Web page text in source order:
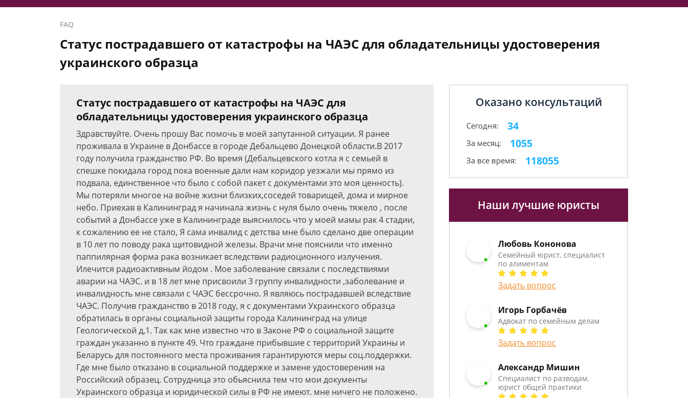
FAQ
Статус пострадавшего от катастрофы на ЧАЭС для обладательницы удостоверения
украинского образца
Статус пострадавшего от катастрофы на ЧАЭС для
обладательницы удостоверения украинского образца
Здравствуйте. Очень прошу Вас помочь в моей запутанной ситуации. Я ранее
проживала в Украине в Донбассе в городе Дебальцево Донецкой области.В 2017
году получила гражданство РФ. Во время (Дебальцевского котла я с семьей в
спешке покидала город пока военные дали нам коридор уезжали мы прямо из
подвала, единственное что было с собой пакет с документами это моя ценность).
Мы потеряли многое на войне жизни близких,соседей товарищей, дома и мирное
небо. Приехав в Калининград я начинала жизнь с нуля было очень тяжело , после
событий а Донбассе уже в Калининграде выяснилось что у моей мамы рак 4 стадии,
к сожалению ее не стало, Я сама инвалид с детства мне было сделано две операции
в 10 лет по поводу рака щитовидной железы. Врачи мне пояснили что именно
паппилярная форма рака возникает вследствии радиоционного излучения.
Илечится радиоактивным йодом . Мое заболевание связали с последствиями
аварии на ЧАЭС. и в 18 лет мне присвоили 3 группу инвалидности ,заболевание и
инвалидность мне связали с ЧАЭС бессрочно. Я являюсь пострадавшей вследствие
ЧАЭС. Получив гражданство в 2018 году, я с документами Украинского образца
обратилась в органы социальной защиты города Калининград на улице
Геологической д,1. Так как мне известно что в Законе РФ о социальной защите
граждан указанно в пункте 49. Что граждане прибывшие с территорий Украины и
Беларусь для постоянного места проживания гарантируются меры соц.поддержки.
Где мне было отказано в социальной поддержке и замене удостоверения на
Российский образец. Сотрудница это обьяснила тем что мои документы
Украинского образца и юридической силы в РФ не имеют. мне ничего не положено.
Оказано консультаций
Сегодня: 34
За месяц: 1055
За все время: 118055
Наши лучшие юристы
Любовь Кононова
Семейный юрист, специалист
по алиментам
Задать вопрос
Игорь Горбачёв
Адвокат по семейным делам
Задать вопрос
Александр Мишин
Специалист по разводам,
юрист общей практики